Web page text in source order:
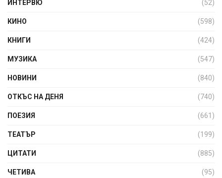
ИНТЕРВЮ (52)
КИНО (598)
КНИГИ (424)
МУЗИКА (547)
НОВИНИ (840)
ОТКЪС НА ДЕНЯ (740)
ПОЕЗИЯ (661)
ТЕАТЪР (199)
ЦИТАТИ (885)
ЧЕТИВА (95)